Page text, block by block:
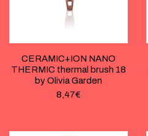
CERAMIC+ION NANO
THERMIC thermal brush 18
by Olivia Garden
8,47€